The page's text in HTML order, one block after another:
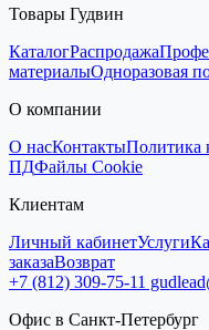
Товары Гудвин
КаталогРаспродажа
материалыОдноразовая
О компании
О насКонтактыПолитика
ПДФайлы Cookie
Клиентам
Личный кабинетУслуги
заказаВозврат
+7 (812) 309-75-11
Офис в Санкт-Петербург